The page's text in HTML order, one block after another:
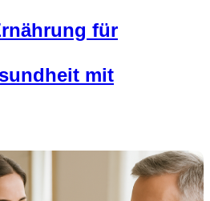
für
mit